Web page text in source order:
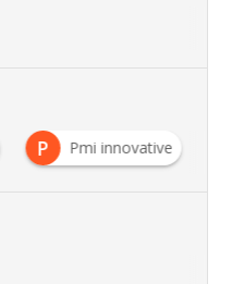
P Pmi innovative